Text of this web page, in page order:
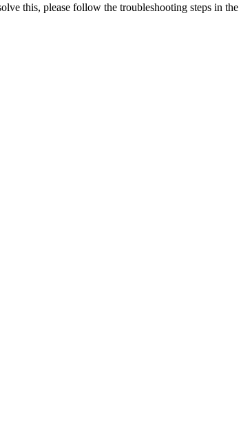
this, please follow the troubleshooting steps in